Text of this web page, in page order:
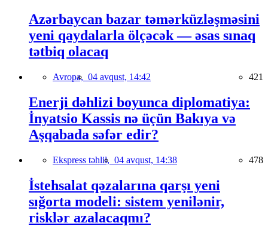
Azərbaycan bazar təmərküzləşməsini
yeni qaydalarla ölçəcək — əsas sınaq
tətbiq olacaq
Avropa, 04 avqust, 14:42 421
Enerji dəhlizi boyunca diplomatiya:
İnyatsio Kassis nə üçün Bakıya və
Aşqabada səfər edir?
Ekspress təhlil, 04 avqust, 14:38 478
İstehsalat qəzalarına qarşı yeni
sığorta modeli: sistem yenilənir,
risklər azalacaqmı?